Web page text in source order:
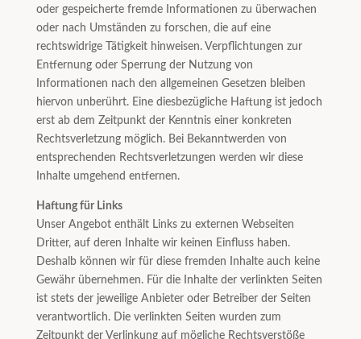
oder gespeicherte fremde Informationen zu überwachen
oder nach Umständen zu forschen, die auf eine
rechtswidrige Tätigkeit hinweisen. Verpflichtungen zur
Entfernung oder Sperrung der Nutzung von
Informationen nach den allgemeinen Gesetzen bleiben
hiervon unberührt. Eine diesbezügliche Haftung ist jedoch
erst ab dem Zeitpunkt der Kenntnis einer konkreten
Rechtsverletzung möglich. Bei Bekanntwerden von
entsprechenden Rechtsverletzungen werden wir diese
Inhalte umgehend entfernen.
Haftung für Links
Unser Angebot enthält Links zu externen Webseiten
Dritter, auf deren Inhalte wir keinen Einfluss haben.
Deshalb können wir für diese fremden Inhalte auch keine
Gewähr übernehmen. Für die Inhalte der verlinkten Seiten
ist stets der jeweilige Anbieter oder Betreiber der Seiten
verantwortlich. Die verlinkten Seiten wurden zum
Zeitpunkt der Verlinkung auf mögliche Rechtsverstöße